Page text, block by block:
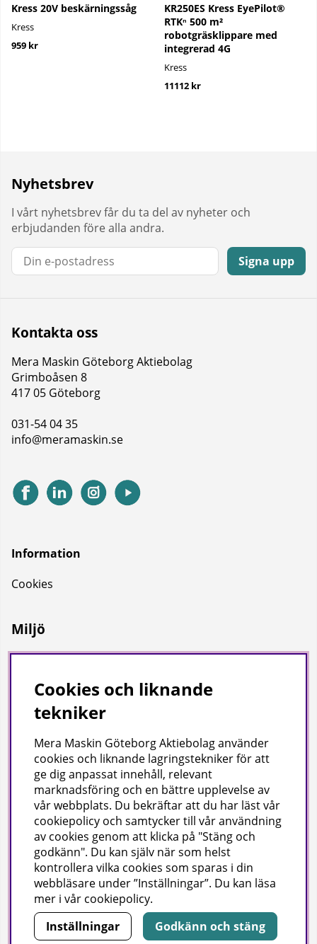
Kress 20V beskärningssåg
Kress
959 kr
KR250ES Kress EyePilot®
RTKⁿ 500 m²
robotgräsklippare med
integrerad 4G
Kress
11112 kr
Nyhetsbrev
I vårt nyhetsbrev får du ta del av nyheter och
erbjudanden före alla andra.
E-post:
Signa upp
Kontakta oss
Mera Maskin Göteborg Aktiebolag
Grimboåsen 8
417 05 Göteborg
031-54 04 35
info@meramaskin.se
Information
Cookies
Miljö
Vi på Mera Maskin är miljödiplomerade enligt svensk
Copyright
© 2024 Mera Maskin Göteborg Aktiebolag (publ).
Cookies och liknande
tekniker
Mera Maskin Göteborg Aktiebolaganvänder
cookies och liknande lagringstekniker för att
ge dig anpassat innehåll, relevant
marknadsföring och en bättre upplevelse av
vår webbplats. Du bekräftar att du har läst vår
cookiepolicy och samtycker till vår användning
av cookies genom att klicka på "Stäng och
godkänn". Du kan själv när som helst
kontrollera vilka cookies som sparas i din
webbläsare under ”Inställningar”. Du kan läsa
mer i vår cookiepolicy.
Inställningar
Godkänn och stäng